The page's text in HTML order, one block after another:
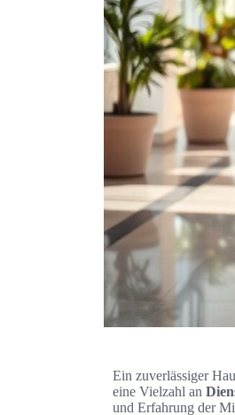
Ein zuverlässiger
eine Vielzahl an
und Erfahrung der